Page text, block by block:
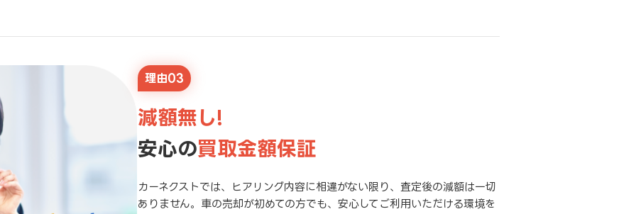
理由03
減額無し!
安心の買取金額保証
カーネクストでは、ヒアリング内容に相違がない限り、査定後の減額は一切
ありません。車の売却が初めての方でも、安心してご利用いただける環境を